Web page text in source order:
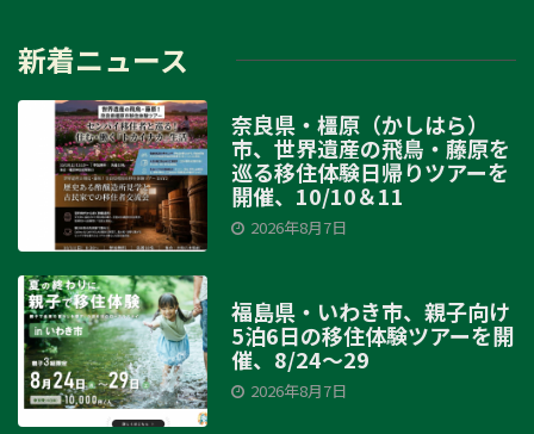
新着ニュース
奈良県・橿原（かしはら）
市、世界遺産の飛鳥・藤原を
巡る移住体験日帰りツアーを
開催、10/10＆11
2026年8月7日
福島県・いわき市、親子向け
5泊6日の移住体験ツアーを開
催、8/24～29
2026年8月7日